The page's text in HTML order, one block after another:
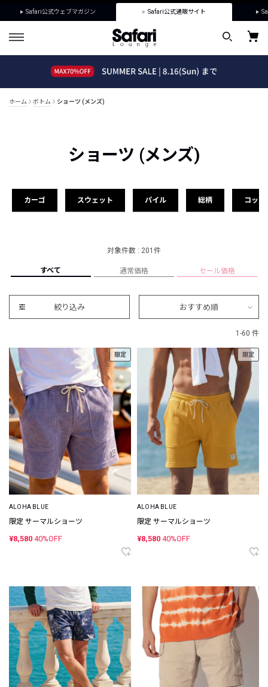
Safari公式ウェブマガジン Safari公式通販サイト
ホーム ボトム ショーツ (メンズ)
ショーツ (メンズ)
カーゴ スウェット パイル 総柄 コット
対象件数 : 201件
すべて 通常価格 セール価格
絞り込み おすすめ順
1-60 件
限定
ALOHA BLUE
限定 サーマルショーツ
¥8,580 40%OFF
限定
ALOHA BLUE
限定 サーマルショーツ
¥8,580 40%OFF